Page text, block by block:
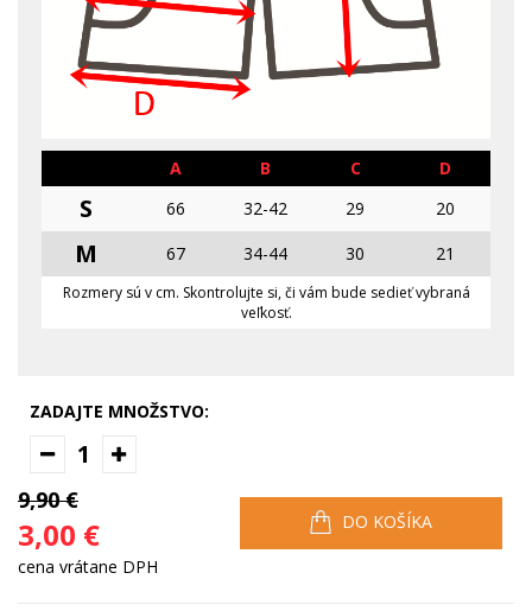
A B C D
S 66 32-42 29 20
M 67 34-44 30 21
Rozmery sú v cm. Skontrolujte si, či vám bude sedieť vybraná
veľkosť.
ZADAJTE MNOŽSTVO:
1
9,90 €
3,00 €
cena vrátane DPH
DO KOŠÍKA